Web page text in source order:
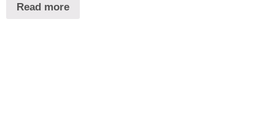
Read more